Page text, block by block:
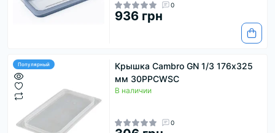
0
936 грн
Популярный
Крышка Cambro GN 1/3 176х325
мм 30PPCWSC
В наличии
0